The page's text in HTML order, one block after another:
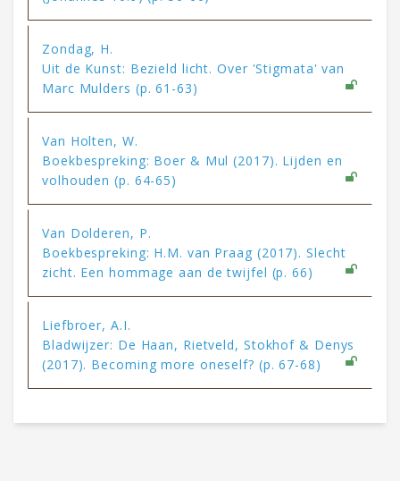
Zondag, H.
Uit de Kunst: Bezield licht. Over 'Stigmata' van
Marc Mulders (p. 61-63)
Van Holten, W.
Boekbespreking: Boer & Mul (2017). Lijden en
volhouden (p. 64-65)
Van Dolderen, P.
Boekbespreking: H.M. van Praag (2017). Slecht
zicht. Een hommage aan de twijfel (p. 66)
Liefbroer, A.I.
Bladwijzer: De Haan, Rietveld, Stokhof & Denys
(2017). Becoming more oneself? (p. 67-68)